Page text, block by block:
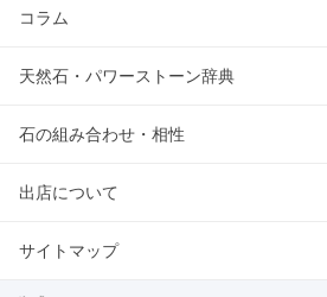
コラム
天然石・パワーストーン辞典
石の組み合わせ・相性
出店について
サイトマップ